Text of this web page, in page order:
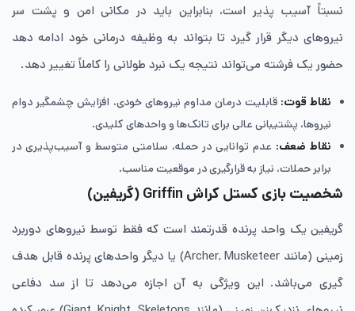
نسبتاً آسیب ‌پذیر است، بنابراین باید در مکانی امن و پشت سر
نیروهای دیگر قرار گیرد تا بتواند به وظیفه درمانی خود ادامه دهد
حضور یک فرشته می‌تواند نتیجه یک نبرد طولانی را کاملاً تغییر دهد.
نقاط قوت: قابلیت درمان مداوم نیروهای خودی، افزایش چشمگیر دوام
نیروها، پشتیبانی عالی برای تانک‌ها و واحدهای کلیدی.
نقاط ضعف: عدم توانایی در حمله، سلامتی متوسط و آسیب‌پذیری در
برابر حملات، نیاز به قرارگیری در موقعیت مناسب.
شخصیت بازی کستل کراش Griffin (گریفین)
گریفین یک واحد پرنده قدرتمند است که فقط توسط نیروهای دوربرد
زمینی (مانند Archer, Musketeer) یا دیگر واحدهای پرنده قابل هدف
‌گیری می‌باشد. این ویژگی به آن اجازه می‌دهد تا از سد دفاعی